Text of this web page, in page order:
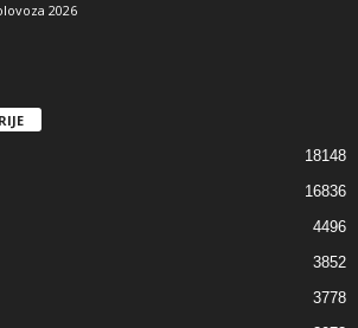
2026
18148
16836
4496
3852
3778